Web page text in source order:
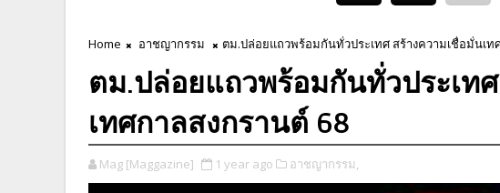
Home อาชญากรรม ตม.ปล่อยแถวพร้อมกันทั่วประเทศ สร้างความเชื่อมั่นเท
ตม.ปล่อยแถวพร้อมกันทั่วประเท
เทศกาลสงกรานต์ 68
Mag [Maggazine] 1 year ago อาชญากรรม,